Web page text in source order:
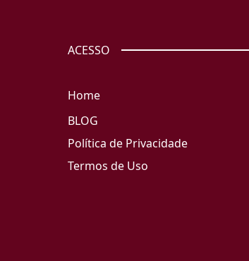
ACESSO
Home
BLOG
Política de Privacidade
Termos de Uso